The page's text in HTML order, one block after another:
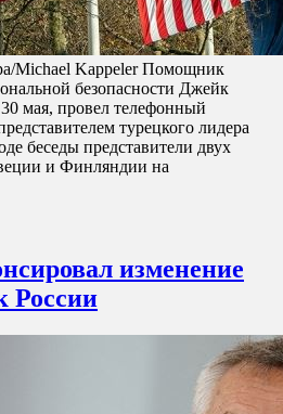
Michael Kappeler Помощник
безопасности Джейк
мая, провел телефонный
турецкого лидера
беседы представители двух
и Финляндии на
изменение
России